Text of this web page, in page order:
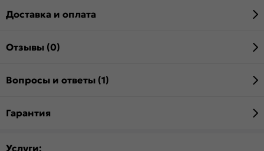
Доставка и оплата
Отзывы (0)
Вопросы и ответы (1)
Гарантия
Услуги: